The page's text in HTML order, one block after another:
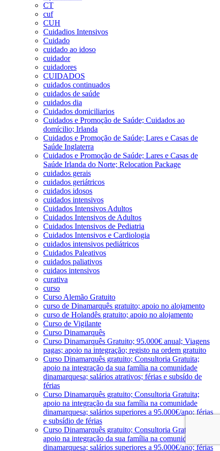
CT
cuf
CUH
Cuidadios Intensivos
Cuidado
cuidado ao idoso
cuidador
cuidadores
CUIDADOS
cuidados continuados
cuidados de saúde
cuidados dia
Cuidados domiciliarios
Cuidados e Promoção de Saúde; Cuidados ao
domícilio; Irlanda
Cuidados e Promoção de Saúde; Lares e Casas de
Saúde Inglaterra
Cuidados e Promoção de Saúde; Lares e Casas de
Saúde Irlanda do Norte; Relocation Package
cuidados gerais
cuidados geriátricos
cuidados idosos
cuidados intensivos
Cuidados Intensivos Adultos
Cuidados Intensivos de Adultos
Cuidados Intensivos de Pediatria
Cuidados Intensivos e Cardiologia
cuidados intensivos pediátricos
Cuidados Paleativos
cuidados paliativos
cuidaos intensivos
curativa
curso
Curso Alemão Gratuito
curso de Dinamarquês gratuito; apoio no alojamento
curso de Holandês gratuito; apoio no alojamento
Curso de Vigilante
Curso Dinamarquês
Curso Dinamarquês Gratuito; 95.000€ anual; Viagens
pagas; apoio na integração; registo na ordem gratuito
Curso Dinamarquês gratuito; Consultoria Gratuita;
apoio na integração da sua família na comunidade
dinamarquesa; salários atrativos; férias e subsído de
férias
Curso Dinamarquês gratuito; Consultoria Gratuita;
apoio na integração da sua família na comunidade
dinamarquesa; salários superiores a 95.000€/ano; férias
e subsídio de férias
Curso Dinamarquês gratuito; Consultoria Gratuita;
apoio na integração da sua família na comunidade
dinamarquesa; salários superiores a 95.000€/ano; férias